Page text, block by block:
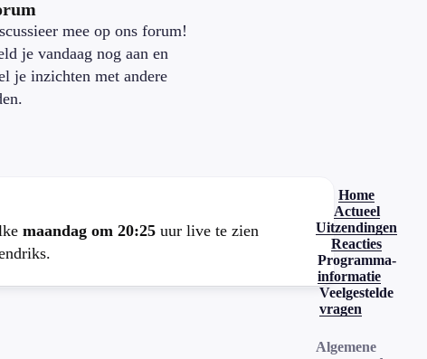
mee op ons forum!
je vandaag nog aan en
je inzichten met andere
maandag om 20:25 uur live te zien
Home
Actueel
Uitzendingen
Reacties
Programma-
informatie
Veelgestelde
vragen
Algemene